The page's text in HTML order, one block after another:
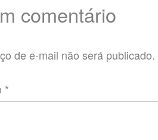
comentário
de e-mail não será publicado.
*